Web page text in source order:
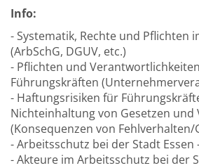
Info:
- Systematik, Rechte und Pflichten
(ArbSchG, DGUV, etc.)
- Pflichten und
Führungskräften
- Haftungsrisiken für
Nichteinhaltung von Gesetzen und
(Konsequenzen von
- Arbeitsschutz bei der Stadt Essen
- Akteure im Arbeitsschutz bei der